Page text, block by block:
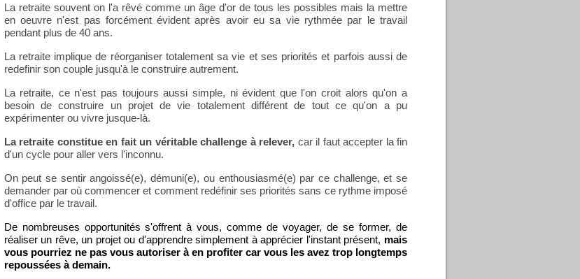
La retraite souvent on l'a rêvé comme un âge d'or de tous les possibles mais la mettre
en oeuvre n'est pas forcément évident après avoir eu sa vie rythmée par le travail
pendant plus de 40 ans.
La retraite implique de réorganiser totalement sa vie et ses priorités et parfois aussi de
redefinir son couple jusqu'à le construire autrement.
La retraite, ce n'est pas toujours aussi simple, ni évident que l'on croit alors qu'on a
besoin de construire un projet de vie totalement différent de tout ce qu'on a pu
expérimenter ou vivre jusque-là.
La retraite constitue en fait un véritable challenge à relever, car il faut accepter la fin
d'un cycle pour aller vers l'inconnu.
On peut se sentir angoissé(e), démuni(e), ou enthousiasmé(e) par ce challenge, et se
demander par où commencer et comment redéfinir ses priorités sans ce rythme imposé
d'office par le travail.
De nombreuses opportunités s'offrent à vous, comme de voyager, de se former, de
réaliser un rêve, un projet ou d'apprendre simplement à apprécier l'instant présent, mais
vous pourriez ne pas vous autoriser à en profiter car vous les avez trop longtemps
repoussées à demain.